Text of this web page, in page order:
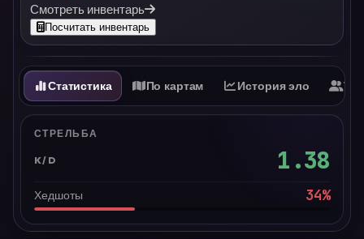
Смотреть инвентарь
Посчитать инвентарь
Статистика По картам История эло
СТРЕЛЬБА
K/D 1.38
Хедшоты 34%